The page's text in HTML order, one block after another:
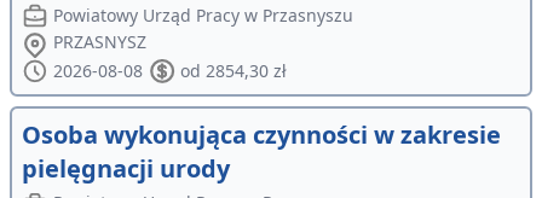
Powiatowy Urząd Pracy w Przasnyszu
PRZASNYSZ
2026-08-08
od 2854,30 zł
Osoba wykonująca czynności w zakresie
pielęgnacji urody